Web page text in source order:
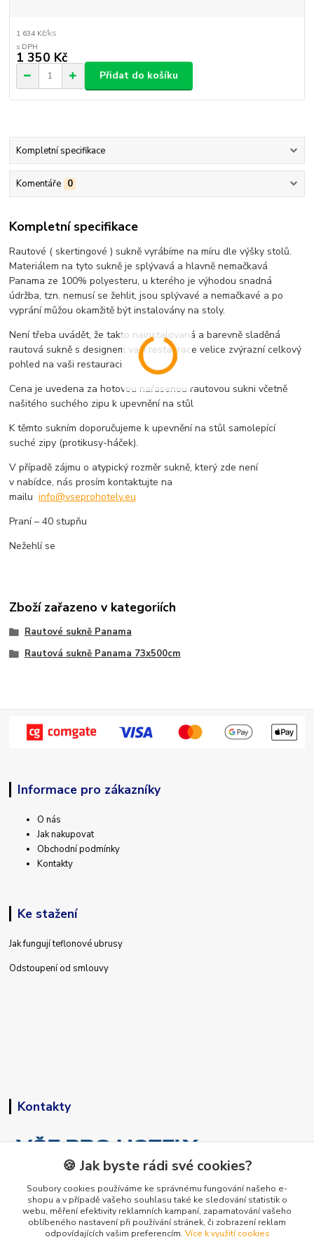
1 634 Kč/ks
1 350 Kč
Přidat do košíku
Kompletní specifikace
Komentáře 0
Kompletní specifikace
Rautové ( skertingové ) sukně vyrábíme na míru dle výšky stolů.
Materiálem na tyto sukně je splývavá a hlavně nemačkavá
Panama ze 100% polyesteru, u kterého je výhodou snadná
údržba, tzn. nemusí se žehlit, jsou splývavé a nemačkavé a po
vyprání můžou okamžitě být instalovány na stoly.
Není třeba uvádět, že takto nainstalovaná a barevně sladěná
rautová sukně s designem vaší restaurace velice zvýrazní celkový
pohled na vaši restauraci.
Cena je uvedena za hotovou nařasenou rautovou sukni včetně
našitého suchého zipu k upevnění na stůl
K těmto sukním doporučujeme k upevnění na stůl samolepící
suché zipy (protikusy-háček).
V případě zájmu o atypický rozměr sukně, který zde není
v nabídce, nás prosím kontaktujte na
mailuinfo@vseprohotely.eu
Praní – 40 stupňu
Nežehlí se
Zboží zařazeno v kategoriích
Rautové sukně Panama
Rautová sukně Panama 73x500cm
Informace pro zákazníky
O nás
Jak nakupovat
Obchodní podmínky
Kontakty
Ke stažení
Jak fungují teflonové ubrusy
Odstoupení od smlouvy
Kontakty
+420 773 794 023
Pondělí-pátek 9-15 hodin
🍪 Jak byste rádi své cookies?
Soubory cookies používáme ke správnému fungování našeho e-
shopu a v případě vašeho souhlasu také ke sledování statistik o
webu, měření efektivity reklamních kampaní, zapamatování vašeho
oblíbeného nastavení při používání stránek, či zobrazení reklam
odpovídajících vašim preferencím. Více k využití cookies